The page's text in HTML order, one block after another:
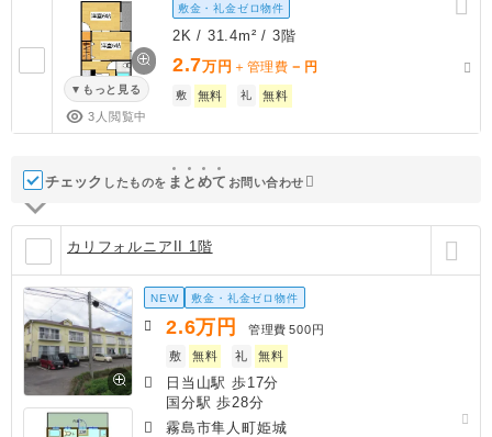
もっと見る
3人閲覧中
敷金・礼金ゼロ物件
2K / 31.4m² / 3階
2.7万円 ＋管理費 － 円
敷 無料 礼 無料
チェック したものを ま と めて お問い合わせ
カリフォルニアII 1階
NEW 敷金・礼金ゼロ物件
2.6万円 管理費 500円
敷
無料 礼 無料
日当山駅 歩17分
国分駅 歩28分
霧島市隼人町姫城